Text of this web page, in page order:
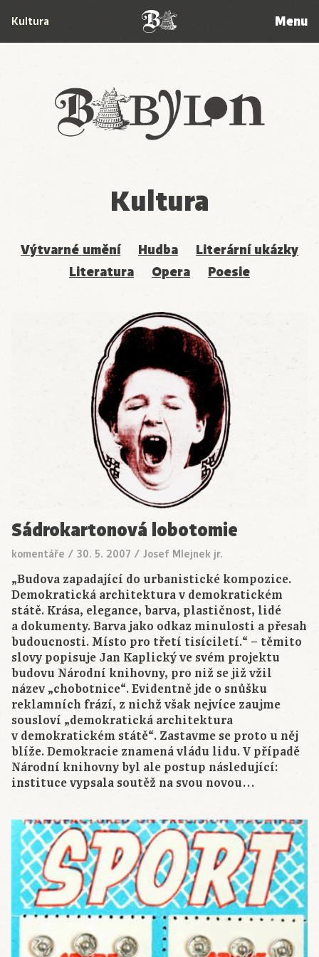
Babylon
Kultura Menu
Kultura
Výtvarné umění Hudba
Literární ukázky
Literatura
Opera Poesie
Sádrokartonová lobotomie
komentáře / 30. 5. 2007 / Josef Mlejnek jr.
„Budova zapadající do urbanistické kompozice.
Demokratická architektura v demokratickém
státě. Krása, elegance, barva, plastičnost, lidé
a dokumenty. Barva jako odkaz minulosti a přesah
budoucnosti. Místo pro třetí tisíciletí.“ – těmito
slovy popisuje Jan Kaplický ve svém projektu
budovu Národní knihovny, pro niž se již vžil
název „chobotnice“. Evidentně jde o snůšku
reklamních frází, z nichž však nejvíce zaujme
sousloví „demokratická architektura
v demokratickém státě“. Zastavme se proto u něj
blíže. Demokracie znamená vládu lidu. V případě
Národní knihovny byl ale postup následující:
instituce vypsala soutěž na svou novou…